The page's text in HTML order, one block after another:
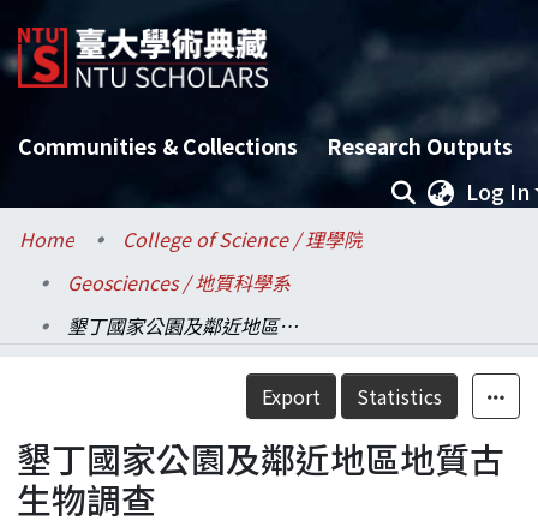
Communities & Collections
Research Outputs
Log In
Home
College of Science / 理學院
Geosciences / 地質科學系
墾丁國家公園及鄰近地區地質古生物調查
Details
Export Statistics
墾丁國家公園及鄰近地區地質古
生物調查